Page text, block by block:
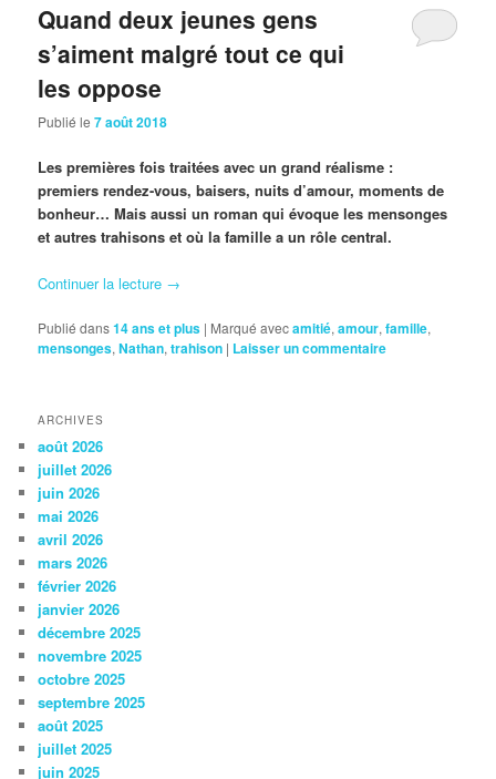
Quand deux jeunes gens
s’aiment malgré tout ce qui
les oppose
Publié le7 août 2018
Les premières fois traitées avec un grand réalisme :
premiers rendez-vous, baisers, nuits d’amour, moments de
bonheur… Mais aussi un roman qui évoque les mensonges
et autres trahisons et où la famille a un rôle central.
Continuer la lecture →
Publié dans14 ans et plus | Marqué avecamitié,amour,famille,
mensonges,Nathan,trahison | Laisser un commentaire
ARCHIVES
août 2026
juillet 2026
juin 2026
mai 2026
avril 2026
mars 2026
février 2026
janvier 2026
décembre 2025
novembre 2025
octobre 2025
septembre 2025
août 2025
juillet 2025
juin 2025